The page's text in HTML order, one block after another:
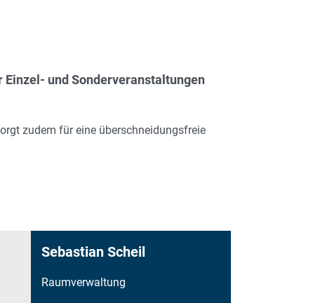
und Sonderveranstaltungen
zudem für eine überschneidungsfreie
Sebastian Scheil
Raumverwaltung